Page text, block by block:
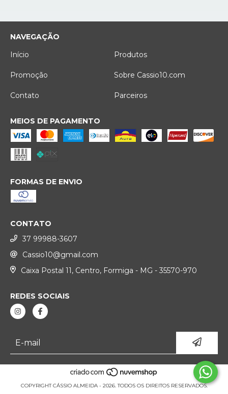
NAVEGAÇÃO
Início
Produtos
Promoção Sobre Cassio10.com
Contato Parceiros
MEIOS DE PAGAMENTO
FORMAS DE ENVIO
CONTATO
37 99988-3607
Cassio10@gmail.com
Caixa Postal 11, Centro, Formiga - MG - 35570-970
REDES SOCIAIS
COPYRIGHT CÁSSIO ALMEIDA - 2026. TODOS OS DIREITOS RESERVADOS.